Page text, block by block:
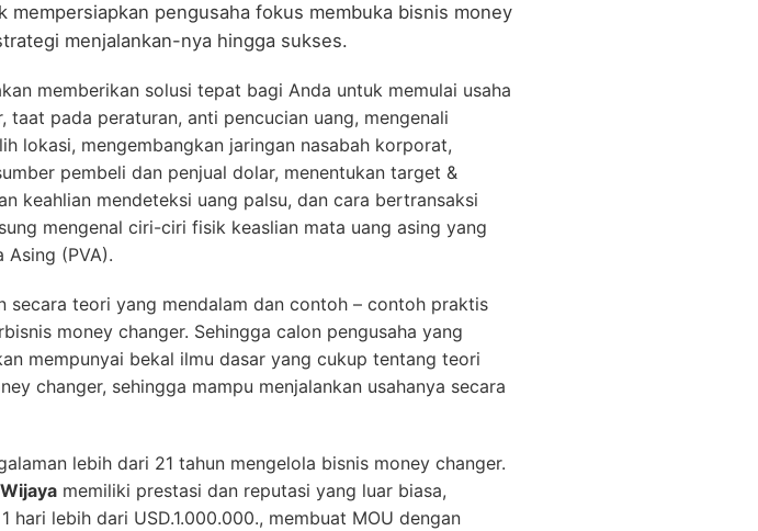
mempersiapkan pengusaha fokus membuka bisnis money
menjalankan-nya hingga sukses.
memberikan solusi tepat bagi Anda untuk memulai usaha
taat pada peraturan, anti pencucian uang, mengenali
lokasi, mengembangkan jaringan nasabah korporat,
pembeli dan penjual dolar, menentukan target &
keahlian mendeteksi uang palsu, dan cara bertransaksi
mengenal ciri-ciri fisik keaslian mata uang asing yang
(PVA).
secara teori yang mendalam dan contoh – contoh praktis
money changer. Sehingga calon pengusaha yang
mempunyai bekal ilmu dasar yang cukup tentang teori
changer, sehingga mampu menjalankan usahanya secara
lebih dari 21 tahun mengelola bisnis money changer.
memiliki prestasi dan reputasi yang luar biasa,
lebih dari USD.1.000.000., membuat MOU dengan